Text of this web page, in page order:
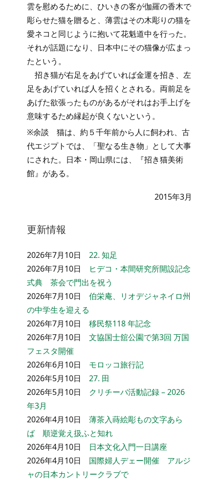
雲を慰めるために、ひいきの客が伽羅の香木で
彫らせた猫を贈ると、薄雲はその木彫りの猫を
愛ネコと同じように抱いて花魁道中を行った。
それが話題になり、日本中にその猫像が広まっ
たという。
招き猫が右足をあげていれば金運を招き、左
足をあげていれば人を招くとされる。両前足を
あげた欲張ったものがあるがそれはお手上げを
意味するため縁起が良くないという。
※余談 猫は、約５千年前から人に飼われ、古
代エジプトでは、「聖なる生き物」として大事
にされた。日本・岡山県には、『招き猫美術
館』がある。
2015年3月
更新情報
2026年7月10日 22. 知足
2026年7月10日
ヒデコ・本間研究所開設記念
式典 茶会で門出を祝う
2026年7月10日 伯栄庵、リオデジャネイロ州
の中学生を迎える
2026年7月10日 移民祭118 年記念
2026年7月10日 文協国士舘公園で第3回 万国
フェスタ開催
2026年6月10日 モロッコ旅行記
2026年5月10日 27. 田
2026年5月10日 クリチーバ活動記録 – 2026
年3月
2026年4月10日 薄茶入蒔絵彫もの文字あら
ば 順逆覚え扱ふと知れ
2026年4月10日 日本文化入門一日講座
2026年4月10日 国際婦人デェー開催 アルジ
ャの日本カントリークラブで